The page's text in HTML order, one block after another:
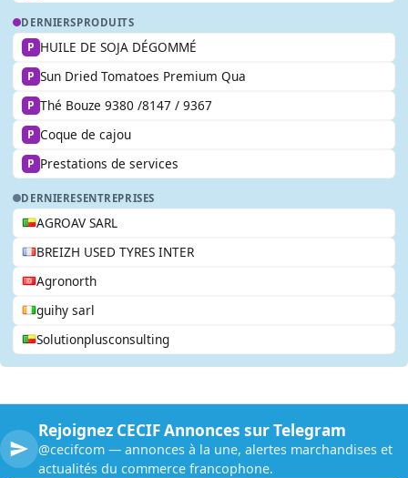
DERNIERSPRODUITS
P HUILE DE SOJA DÉGOMMÉ
P Sun Dried Tomatoes Premium Qua
P Thé Bouze 9380 /8147 / 9367
P Coque de cajou
P Prestations de services
DERNIERESENTREPRISES
AGROAV SARL
BREIZH USED TYRES INTER
Agronorth
guihy sarl
Solutionplusconsulting
Rejoignez CECIF Annonces sur Telegram
@cecifcom — annonces à la une, alertes marchandises et
actualités du commerce francophone.